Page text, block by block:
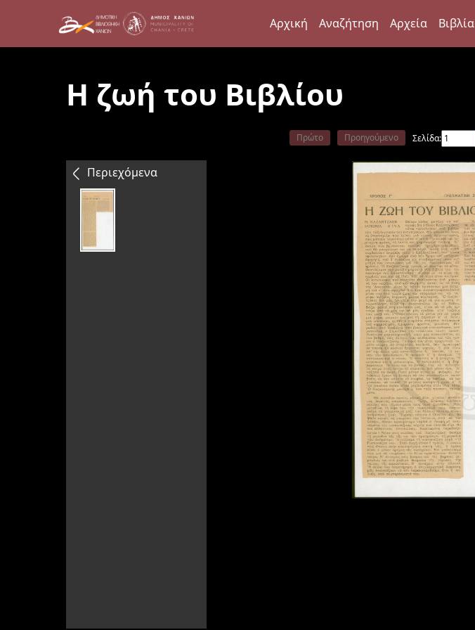
Αρχική Αναζήτηση Αρχεία Βιβλία
Η ζωή του Βιβλίου
Περιεχόμενα
Πρώτο Προηγούμενο Σελίδα: